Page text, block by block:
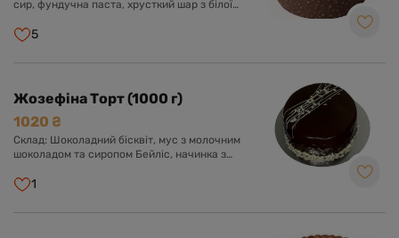
сир, фундучна паста, хрусткий шар з білої
шоколадом і фундуком.
5
Жозефіна Торт (1000 г)
1020 ₴
Склад: Шоколадний бісквіт, мус з молочним
шоколадом та сиропом Бейліс, начинка з
1